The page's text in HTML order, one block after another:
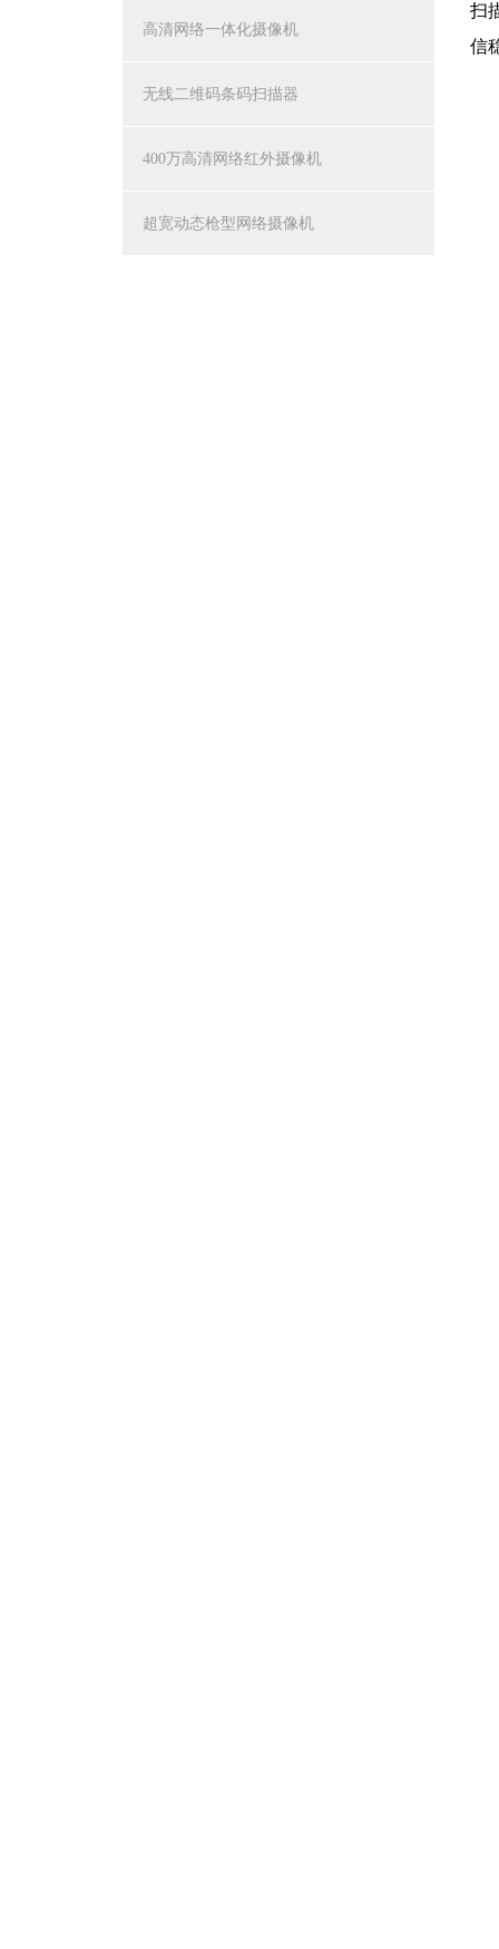
高清网络一体化摄像机
无线二维码条码扫描器
400万高清网络红外摄像机
超宽动态枪型网络摄像机
扫
信